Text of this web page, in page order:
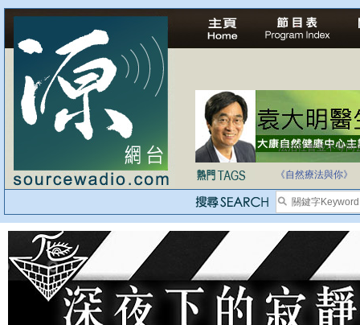
法治社會並不等同
自家教育合法化-
《自然療法與你》